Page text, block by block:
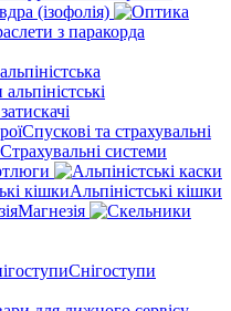
(ізофолія)
з паракорда
Спускові та страхувальні
Страхувальні системи
Альпіністські кішки
Магнезія
Снігоступи